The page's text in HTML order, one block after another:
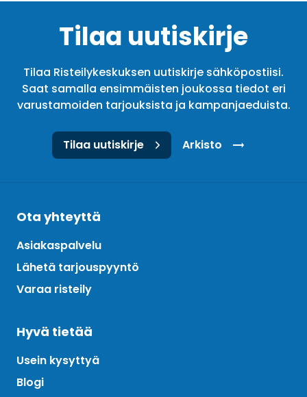
Tilaa uutiskirje
Tilaa Risteilykeskuksen uutiskirje sähköpostiisi.
Saat samalla ensimmäisten joukossa tiedot eri
varustamoiden tarjouksista ja kampanjaeduista.
Tilaa uutiskirje Arkisto
Ota yhteyttä
Asiakaspalvelu
Lähetä tarjouspyyntö
Varaa risteily
Hyvä tietää
Usein kysyttyä
Blogi